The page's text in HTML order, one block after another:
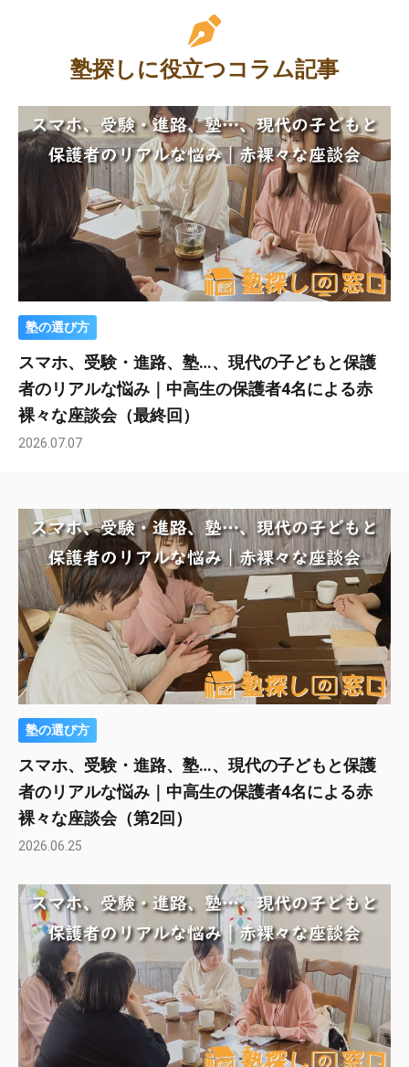
塾探しに役立つコラム記事
塾の選び方
スマホ、受験・進路、塾…、現代の子どもと保護
者のリアルな悩み｜中高生の保護者4名による赤
裸々な座談会（最終回）
2026.07.07
塾の選び方
スマホ、受験・進路、塾…、現代の子どもと保護
者のリアルな悩み｜中高生の保護者4名による赤
裸々な座談会（第2回）
2026.06.25